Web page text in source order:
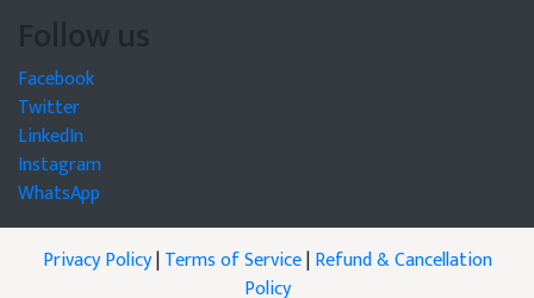
Follow us
Facebook
Twitter
LinkedIn
Instagram
WhatsApp
Privacy Policy|Terms of Service|Refund & Cancellation
Policy